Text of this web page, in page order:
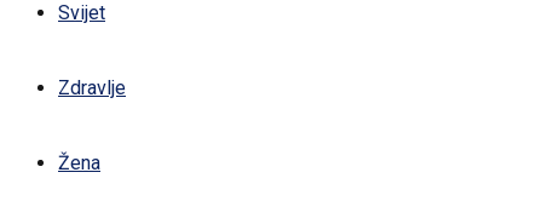
Svijet
Zdravlje
Žena